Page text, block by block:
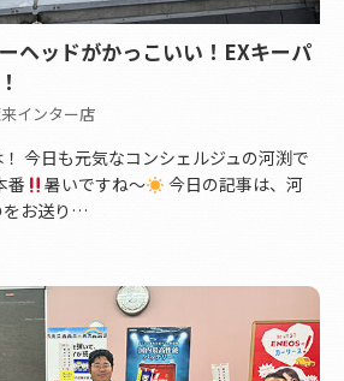
ヘッドがかっこいい！EXキーパ
インター店
今日も元気なコンシェルジュの河渕で
番 暑いですね〜
今日の記事は、河
をお送り…